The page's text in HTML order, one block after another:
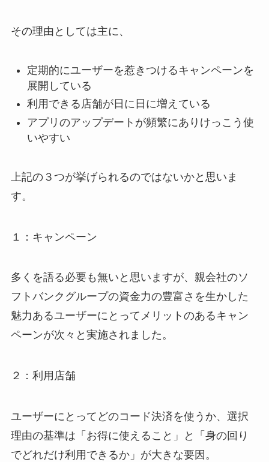
その理由としては主に、
定期的にユーザーを惹きつけるキャンペーンを
展開している
利用できる店舗が日に日に増えている
アプリのアップデートが頻繁にありけっこう使
いやすい
上記の３つが挙げられるのではないかと思いま
す。
１：キャンペーン
多くを語る必要も無いと思いますが、親会社のソ
フトバンクグループの資金力の豊富さを生かした
魅力あるユーザーにとってメリットのあるキャン
ペーンが次々と実施されました。
２：利用店舗
ユーザーにとってどのコード決済を使うか、選択
理由の基準は「お得に使えること」と「身の回り
でどれだけ利用できるか」が大きな要因。